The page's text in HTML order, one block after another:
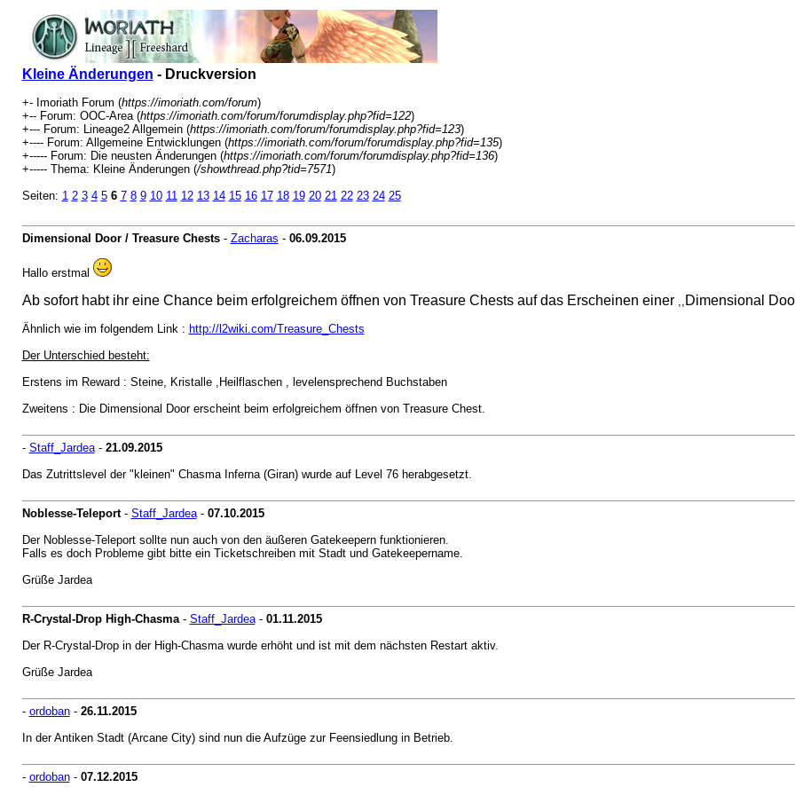
Kleine Änderungen - Druckversion
+- Imoriath Forum (https://imoriath.com/forum)
+-- Forum: OOC-Area (https://imoriath.com/forum/forumdisplay.php?fid=122)
+--- Forum: Lineage2 Allgemein (https://imoriath.com/forum/forumdisplay.php?fid=123)
+---- Forum: Allgemeine Entwicklungen (https://imoriath.com/forum/forumdisplay.php?fid=135)
+----- Forum: Die neusten Änderungen (https://imoriath.com/forum/forumdisplay.php?fid=136)
+----- Thema: Kleine Änderungen (/showthread.php?tid=7571)
Seiten: 1 2 3 4 5 6 7 8 9 10 11 12 13 14 15 16 17 18 19 20 21 22 23 24 25
Dimensional Door / Treasure Chests- Zacharas - 06.09.2015
Hallo erstmal
Ab sofort habt ihr eine Chance beim erfolgreichem öffnen von Treasure Chests auf das Erscheinen einer,, Dimensional
Ähnlich wie im folgendem Link : http://l2wiki.com/Treasure_Chests
Der Unterschied besteht:
Erstens im Reward : Steine, Kristalle ,Heilflaschen , levelensprechend Buchstaben
Zweitens : Die Dimensional Door erscheint beim erfolgreichem öffnen von Treasure Chest.
- Staff_Jardea- 21.09.2015
Das Zutrittslevel der "kleinen" Chasma Inferna (Giran) wurde auf Level 76 herabgesetzt.
Noblesse-Teleport- Staff_Jardea- 07.10.2015
Der Noblesse-Teleport sollte nun auch von den äußeren Gatekeepern funktionieren.
Falls es doch Probleme gibt bitte ein Ticketschreiben mit Stadt und Gatekeepername.
Grüße Jardea
R-Crystal-Drop High-Chasma- Staff_Jardea- 01.11.2015
Der R-Crystal-Drop in der High-Chasma wurde erhöht und ist mit dem nächsten Restart aktiv.
Grüße Jardea
- ordoban- 26.11.2015
In der Antiken Stadt (Arcane City) sind nun die Aufzüge zur Feensiedlung in Betrieb.
- ordoban- 07.12.2015